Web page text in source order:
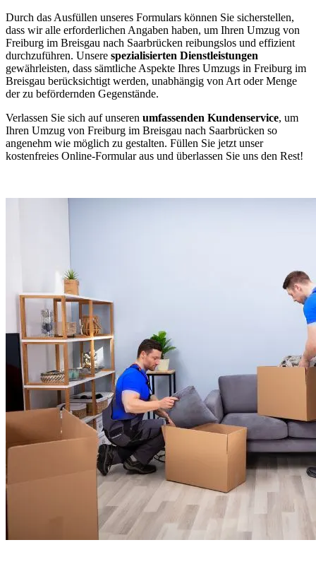
Durch das Ausfüllen unseres Formulars können Sie sicherstellen,
dass wir alle erforderlichen Angaben haben, um Ihren Umzug von
Freiburg im Breisgau nach Saarbrücken reibungslos und effizient
durchzuführen. Unsere spezialisierten Dienstleistungen
gewährleisten, dass sämtliche Aspekte Ihres Umzugs in Freiburg im
Breisgau berücksichtigt werden, unabhängig von Art oder Menge
der zu befördernden Gegenstände.
Verlassen Sie sich auf unseren umfassenden Kundenservice, um
Ihren Umzug von Freiburg im Breisgau nach Saarbrücken so
angenehm wie möglich zu gestalten. Füllen Sie jetzt unser
kostenfreies Online-Formular aus und überlassen Sie uns den Rest!